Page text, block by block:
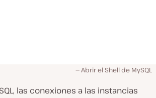
Abrir el Shell de MySQL
las conexiones a las instancias